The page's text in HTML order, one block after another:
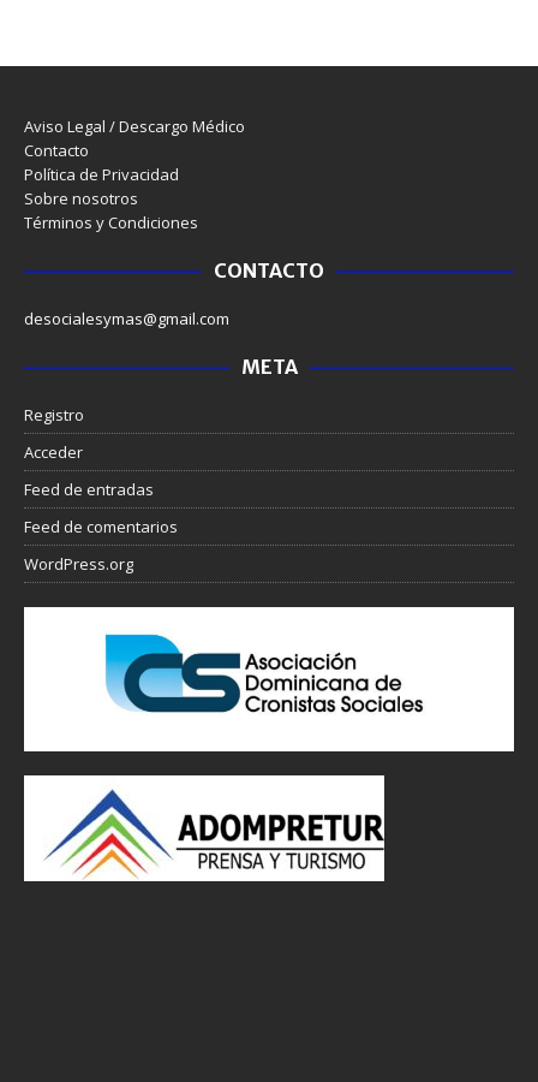
Aviso Legal / Descargo Médico
Contacto
Política de Privacidad
Sobre nosotros
Términos y Condiciones
CONTACTO
desocialesymas@gmail.com
META
Registro
Acceder
Feed de entradas
Feed de comentarios
WordPress.org